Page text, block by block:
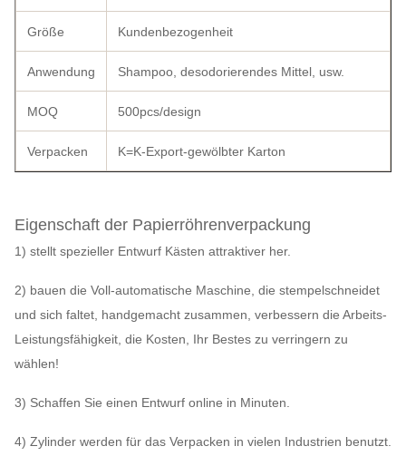
Größe Kundenbezogenheit
Anwendung Shampoo, desodorierendes Mittel, usw.
MOQ 500pcs/design
Verpacken K=K-Export-gewölbter Karton
Eigenschaft der Papierröhrenverpackung
1) stellt spezieller Entwurf Kästen attraktiver her.
2) bauen die Voll-automatische Maschine, die stempelschneidet
und sich faltet, handgemacht zusammen, verbessern die Arbeits-
Leistungsfähigkeit, die Kosten, Ihr Bestes zu verringern zu
wählen!
3) Schaffen Sie einen Entwurf online in Minuten.
4) Zylinder werden für das Verpacken in vielen Industrien benutzt.